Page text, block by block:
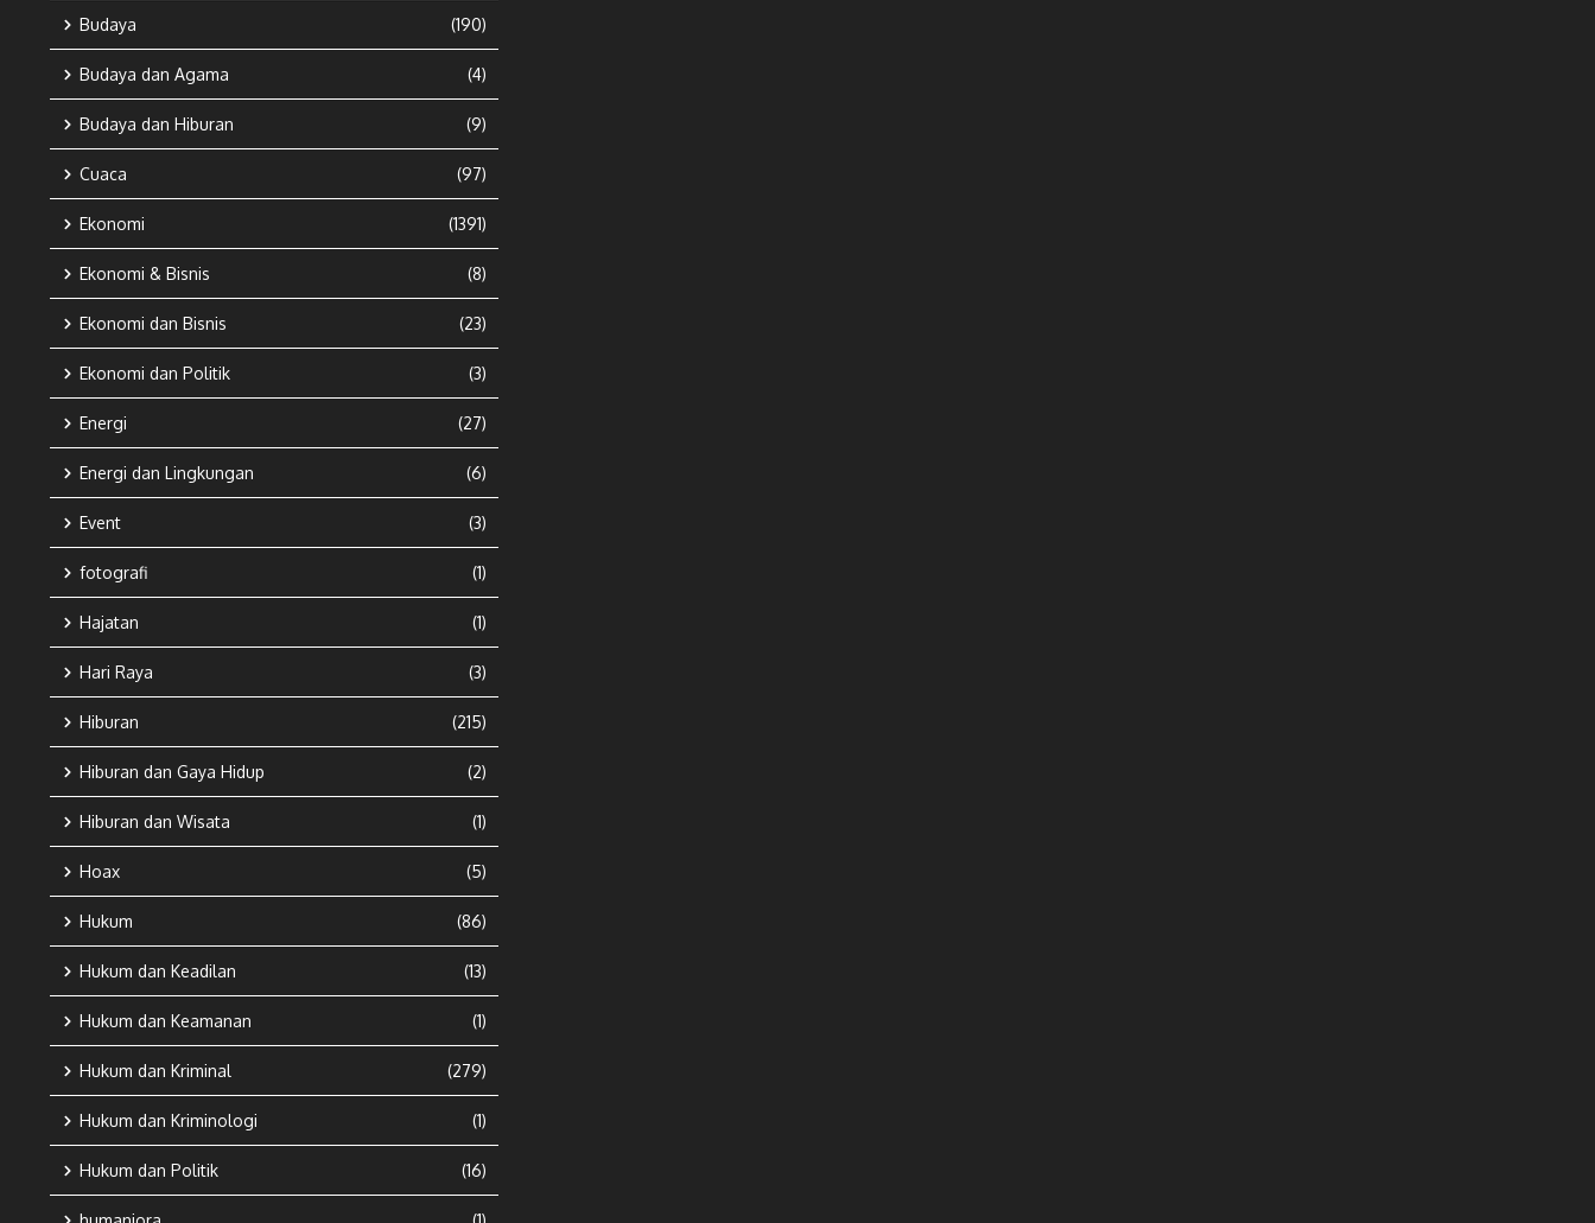
Budaya (190)
Budaya dan Agama (4)
Budaya dan Hiburan (9)
Cuaca (97)
Ekonomi (1391)
Ekonomi & Bisnis (8)
Ekonomi dan Bisnis (23)
Ekonomi dan Politik (3)
Energi (27)
Energi dan Lingkungan (6)
Event (3)
fotografi (1)
Hajatan (1)
Hari Raya (3)
Hiburan (215)
Hiburan dan Gaya Hidup (2)
Hiburan dan Wisata (1)
Hoax (5)
Hukum (86)
Hukum dan Keadilan (13)
Hukum dan Keamanan (1)
Hukum dan Kriminal (279)
Hukum dan Kriminologi (1)
Hukum dan Politik (16)